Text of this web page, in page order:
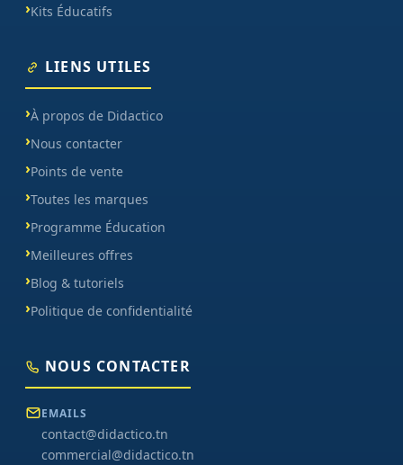
Kits Éducatifs
LIENS UTILES
À propos de Didactico
Nous contacter
Points de vente
Toutes les marques
Programme Éducation
Meilleures offres
Blog & tutoriels
Politique de confidentialité
NOUS CONTACTER
EMAILS
contact@didactico.tn
commercial@didactico.tn